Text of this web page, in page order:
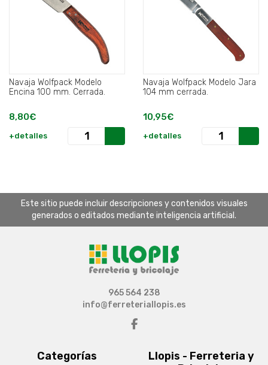
Navaja Wolfpack Modelo
Encina 100 mm. Cerrada.
8,80€
+detalles
Navaja Wolfpack Modelo Jara
104 mm cerrada.
10,95€
+detalles
Este sitio puede incluir descripciones y contenidos visuales
generados o editados mediante inteligencia artificial.
Categorías
Llopis - Ferreteria y
965 564 238
info@ferreteriallopis.es